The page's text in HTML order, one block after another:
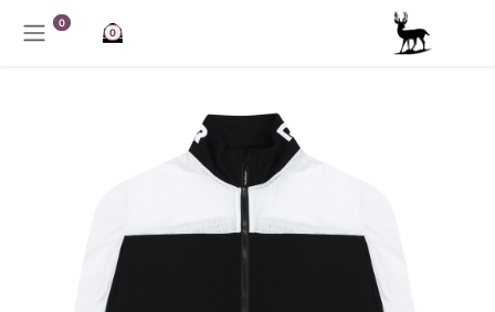
تخطي للذهاب إلى المحتوى
0
0